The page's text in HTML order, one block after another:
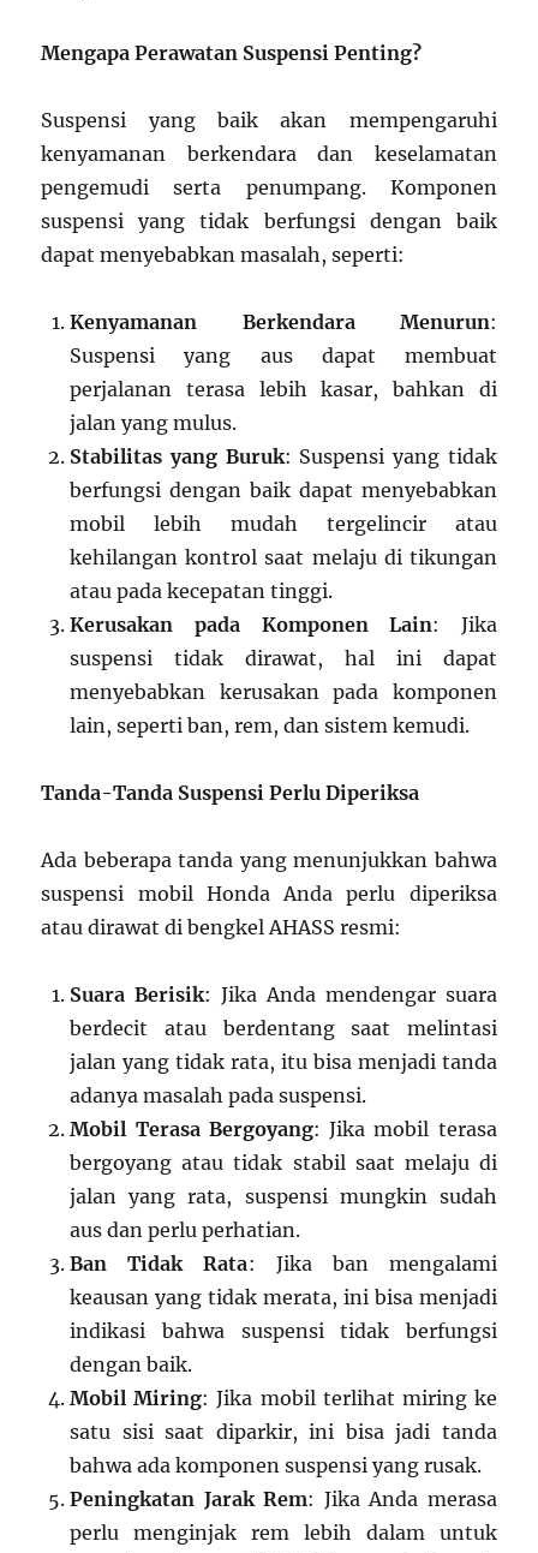
Mengapa Perawatan Suspensi Penting?
Suspensi yang baik akan mempengaruhi
kenyamanan berkendara dan keselamatan
pengemudi serta penumpang. Komponen
suspensi yang tidak berfungsi dengan baik
dapat menyebabkan masalah, seperti:
Kenyamanan Berkendara Menurun:
Suspensi yang aus dapat membuat
perjalanan terasa lebih kasar, bahkan di
jalan yang mulus.
Stabilitas yang Buruk: Suspensi yang tidak
berfungsi dengan baik dapat menyebabkan
mobil lebih mudah tergelincir atau
kehilangan kontrol saat melaju di tikungan
atau pada kecepatan tinggi.
Kerusakan pada Komponen Lain: Jika
suspensi tidak dirawat, hal ini dapat
menyebabkan kerusakan pada komponen
lain, seperti ban, rem, dan sistem kemudi.
Tanda-Tanda Suspensi Perlu Diperiksa
Ada beberapa tanda yang menunjukkan bahwa
suspensi mobil Honda Anda perlu diperiksa
atau dirawat di bengkel AHASS resmi:
Suara Berisik: Jika Anda mendengar suara
berdecit atau berdentang saat melintasi
jalan yang tidak rata, itu bisa menjadi tanda
adanya masalah pada suspensi.
Mobil Terasa Bergoyang: Jika mobil terasa
bergoyang atau tidak stabil saat melaju di
jalan yang rata, suspensi mungkin sudah
aus dan perlu perhatian.
Ban Tidak Rata: Jika ban mengalami
keausan yang tidak merata, ini bisa menjadi
indikasi bahwa suspensi tidak berfungsi
dengan baik.
Mobil Miring: Jika mobil terlihat miring ke
satu sisi saat diparkir, ini bisa jadi tanda
bahwa ada komponen suspensi yang rusak.
Peningkatan Jarak Rem: Jika Anda merasa
perlu menginjak rem lebih dalam untuk